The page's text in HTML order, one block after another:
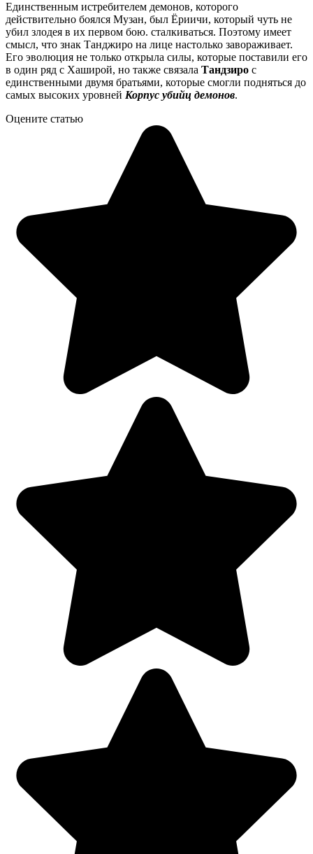
Единственным истребителем демонов, которого
действительно боялся Музан, был Ёриичи, который чуть не
убил злодея в их первом бою. сталкиваться. Поэтому имеет
смысл, что знак Танджиро на лице настолько завораживает.
Его эволюция не только открыла силы, которые поставили его
в один ряд с Хаширой, но также связала Тандзиро с
единственными двумя братьями, которые смогли подняться до
самых высоких уровней Корпус убийц демонов.
Оцените статью